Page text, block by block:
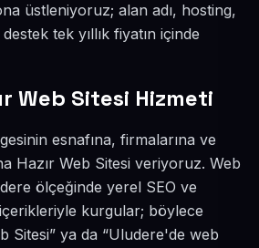
üstleniyoruz; alan adı, hosting,
tek yıllık fiyatın içinde
Web Sitesi Hizmeti
esnafına, firmalarına ve
Hazır Web Sitesi veriyoruz. Web
ölçeğinde yerel SEO ve
kurgular; böylece
Sitesi” ya da “Uludere'de web